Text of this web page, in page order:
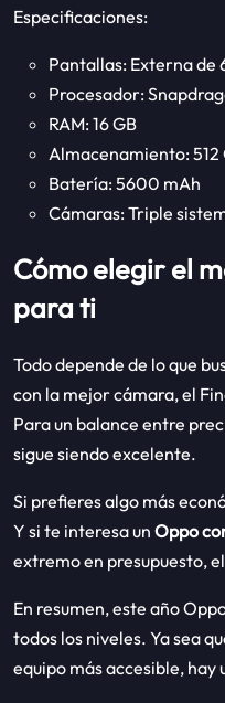
Especificaciones:
Pantallas: Externa de
Procesador:
RAM: 16 GB
Almacenamiento: 512
Batería: 5600 mAh
Cámaras: Triple
Cómo elegir el
para ti
Todo depende de lo que
con la mejor cámara, el
Para un balance entre
sigue siendo excelente.
Si prefieres algo más
Y si te interesa un Oppo
extremo en presupuesto,
En resumen, este año
todos los niveles. Ya sea
equipo más accesible, hay